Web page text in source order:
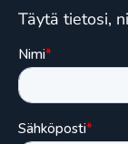
Täytä tietosi,